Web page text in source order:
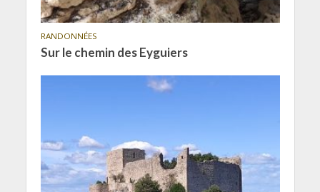
RANDONNÉES
Sur le chemin des Eyguiers